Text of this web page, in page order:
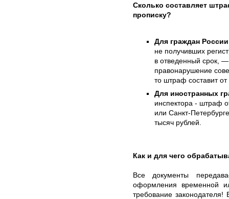
Сколько составляет
прописку?
Для граждан России
не получивших
в отведенный срок,
правонарушение
то штраф составит
Для иностранных
инспектора - штраф
или Санкт-
тысяч рублей.
Как и для чего
Все документы
оформления временной
требование